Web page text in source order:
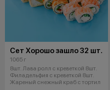
Сет Хорошо зашло 32 шт.
1065 г
8шт. Лава ролл с креветкой 8шт.
Филадельфия с креветкой 8шт.
Жареный снежный краб с тортил